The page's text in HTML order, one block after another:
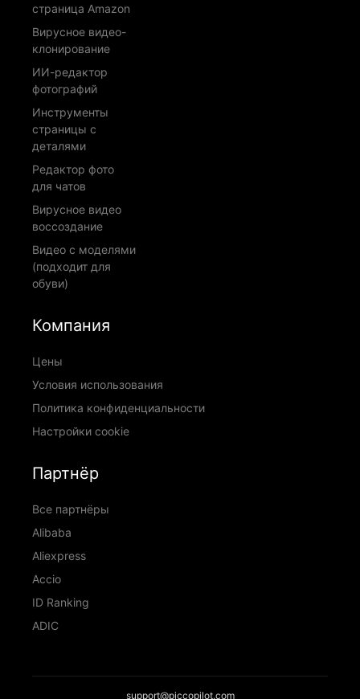
страница Amazon
Вирусное видео-
клонирование
ИИ-редактор
фотографий
Инструменты
страницы с
деталями
Редактор фото
для чатов
Вирусное видео
воссоздание
Видео с моделями
(подходит для
обуви)
Компания
Цены
Условия использования
Политика конфиденциальности
Настройки cookie
Партнёр
Все партнёры
Alibaba
Aliexpress
Accio
ID Ranking
ADIC
support@piccopilot.com